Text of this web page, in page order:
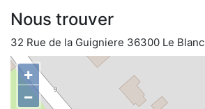
Nous trouver
32 Rue de la Guigniere 36300 Le Blanc
+
−